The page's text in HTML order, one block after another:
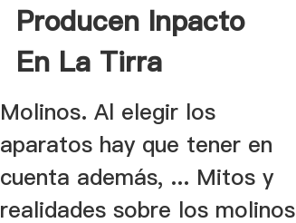
Producen Inpacto
En La Tirra
Molinos. Al elegir los
aparatos hay que tener en
cuenta además, ... Mitos y
realidades sobre los molinos